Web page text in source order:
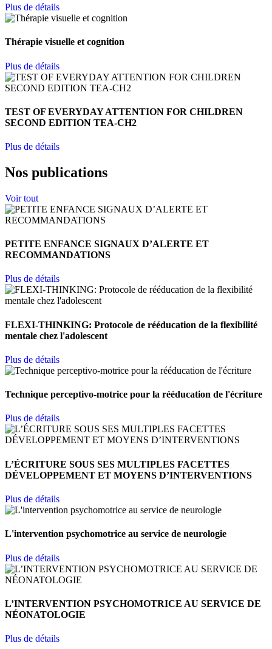
Plus de détails
Thérapie visuelle et cognition
Plus de détails
TEST OF EVERYDAY ATTENTION FOR CHILDREN
SECOND EDITION TEA-CH2
Plus de détails
Nos publications
Voir tout
PETITE ENFANCE SIGNAUX D’ALERTE ET
RECOMMANDATIONS
Plus de détails
FLEXI-THINKING: Protocole de rééducation de la flexibilité
mentale chez l'adolescent
Plus de détails
Technique perceptivo-motrice pour la rééducation de l'écriture
Plus de détails
L’ÉCRITURE SOUS SES MULTIPLES FACETTES
DÉVELOPPEMENT ET MOYENS D’INTERVENTIONS
Plus de détails
L'intervention psychomotrice au service de neurologie
Plus de détails
L’INTERVENTION PSYCHOMOTRICE AU SERVICE DE
NÉONATOLOGIE
Plus de détails